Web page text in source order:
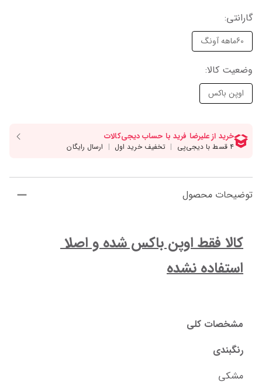
گارانتی:
60ماهه آونگ
وضعیت کالا:
اوپن باکس
توضیحات محصول
کالا فقط اوپن باکس شده و اصلا
استفاده نشده
مشخصات کلی
رنگبندی
مشکی